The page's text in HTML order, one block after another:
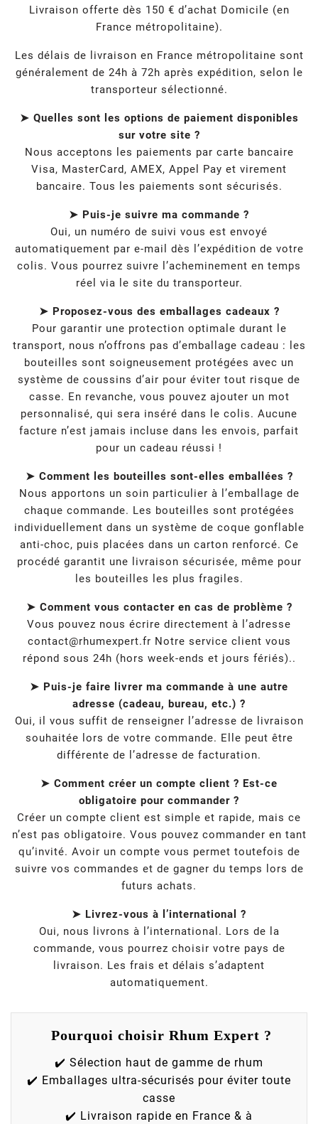
Livraison offerte dès 150 € d’achat Domicile (en
France métropolitaine).
Les délais de livraison en France métropolitaine sont
généralement de 24h à 72h après expédition, selon le
transporteur sélectionné.
➤ Quelles sont les options de paiement disponibles
sur votre site ?
Nous acceptons les paiements par carte bancaire
Visa, MasterCard, AMEX, Appel Pay et virement
bancaire. Tous les paiements sont sécurisés.
➤ Puis-je suivre ma commande ?
Oui, un numéro de suivi vous est envoyé
automatiquement par e-mail dès l’expédition de votre
colis. Vous pourrez suivre l’acheminement en temps
réel via le site du transporteur.
➤ Proposez-vous des emballages cadeaux ?
Pour garantir une protection optimale durant le
transport, nous n’offrons pas d’emballage cadeau : les
bouteilles sont soigneusement protégées avec un
système de coussins d’air pour éviter tout risque de
casse. En revanche, vous pouvez ajouter un mot
personnalisé, qui sera inséré dans le colis. Aucune
facture n’est jamais incluse dans les envois, parfait
pour un cadeau réussi !
➤ Comment les bouteilles sont-elles emballées ?
Nous apportons un soin particulier à l’emballage de
chaque commande. Les bouteilles sont protégées
individuellement dans un système de coque gonflable
anti-choc, puis placées dans un carton renforcé. Ce
procédé garantit une livraison sécurisée, même pour
les bouteilles les plus fragiles.
➤ Comment vous contacter en cas de problème ?
Vous pouvez nous écrire directement à l’adresse
contact@rhumexpert.fr Notre service client vous
répond sous 24h (hors week-ends et jours fériés)..
➤ Puis-je faire livrer ma commande à une autre
adresse (cadeau, bureau, etc.) ?
Oui, il vous suffit de renseigner l’adresse de livraison
souhaitée lors de votre commande. Elle peut être
différente de l’adresse de facturation.
➤ Comment créer un compte client ? Est-ce
obligatoire pour commander ?
Créer un compte client est simple et rapide, mais ce
n’est pas obligatoire. Vous pouvez commander en tant
qu’invité. Avoir un compte vous permet toutefois de
suivre vos commandes et de gagner du temps lors de
futurs achats.
➤ Livrez-vous à l’international ?
Oui, nous livrons à l’international. Lors de la
commande, vous pourrez choisir votre pays de
livraison. Les frais et délais s’adaptent
automatiquement.
Pourquoi choisir Rhum Expert ?
✔️ Sélection haut de gamme de rhum
✔️ Emballages ultra-sécurisés pour éviter toute
casse
✔️ Livraison rapide en France & à